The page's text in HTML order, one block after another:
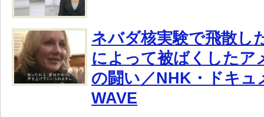
ネバダ核実験で飛散し
によって被ばくしたア
の闘い／NHK・ドキュ
WAVE